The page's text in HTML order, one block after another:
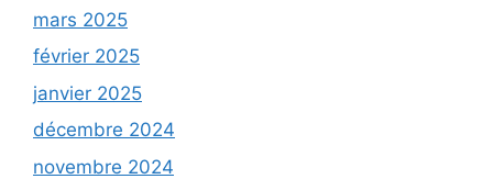
mars 2025
février 2025
janvier 2025
décembre 2024
novembre 2024